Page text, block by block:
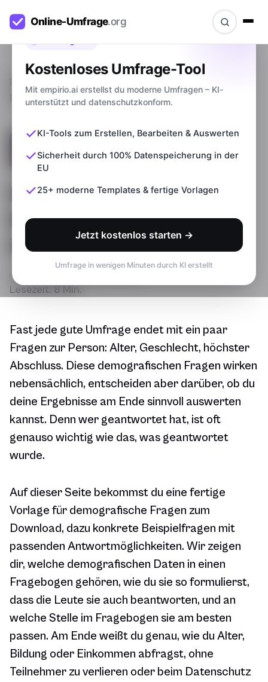
Kostenloses Umfrage-Tool
Mit empirio.ai erstellst du moderne Umfragen – KI-
unterstützt und datenschutzkonform.
KI-Tools zum Erstellen, Bearbeiten & Auswerten
Sicherheit durch 100% Datenspeicherung in der
EU
25+ moderne Templates & fertige Vorlagen
Jetzt kostenlos starten →
Umfrage in wenigen Minuten durch KI erstellt
Daten inkl. Beispiele
Fragebogen Vorlage:
Demografische Daten
inkl. Beispiele
Aktualisiert am
02.08.2026
Lesezeit: 8 Min.
Fast jede gute Umfrage endet mit ein paar
Fragen zur Person: Alter, Geschlecht, höchster
Abschluss. Diese demografischen Fragen wirken
nebensächlich, entscheiden aber darüber, ob du
deine Ergebnisse am Ende sinnvoll auswerten
kannst. Denn wer geantwortet hat, ist oft
genauso wichtig wie das, was geantwortet
wurde.
Auf dieser Seite bekommst du eine fertige
Vorlage für demografische Fragen zum
Download, dazu konkrete Beispielfragen mit
passenden Antwortmöglichkeiten. Wir zeigen
dir, welche demografischen Daten in einen
Fragebogen gehören, wie du sie so formulierst,
dass die Leute sie auch beantworten, und an
welche Stelle im Fragebogen sie am besten
passen. Am Ende weißt du genau, wie du Alter,
Bildung oder Einkommen abfragst, ohne
Teilnehmer zu verlieren oder beim Datenschutz